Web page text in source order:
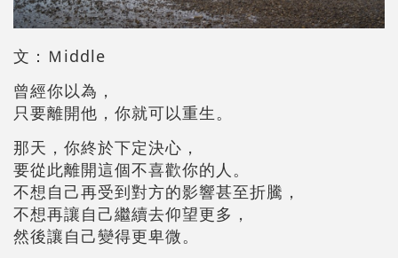
文：Ｍiddle
曾經你以為，
只要離開他，你就可以重生。
那天，你終於下定決心，
要從此離開這個不喜歡你的人。
不想自己再受到對方的影響甚至折騰，
不想再讓自己繼續去仰望更多，
然後讓自己變得更卑微。